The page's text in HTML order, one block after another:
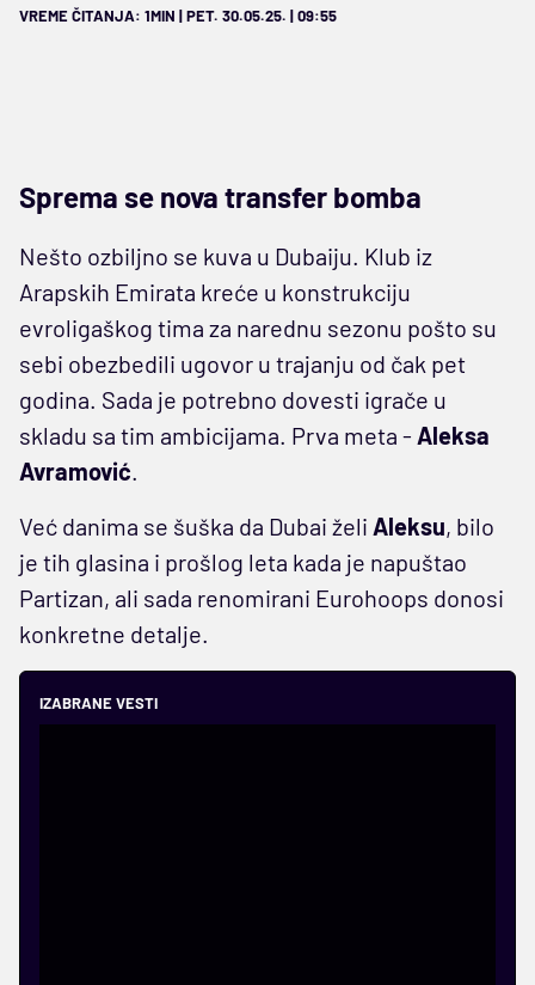
VREME ČITANJA: 1MIN | PET. 30.05.25. | 09:55
Sprema se nova transfer bomba
Nešto ozbiljno se kuva u Dubaiju. Klub iz
Arapskih Emirata kreće u konstrukciju
evroligaškog tima za narednu sezonu pošto su
sebi obezbedili ugovor u trajanju od čak pet
godina. Sada je potrebno dovesti igrače u
skladu sa tim ambicijama. Prva meta - Aleksa
Avramović
Već danima se šuška da Dubai želi Aleksu, bilo
je tih glasina i prošlog leta kada je napuštao
Partizan, ali sada renomirani Eurohoops donosi
konkretne detalje.
IZABRANE VESTI